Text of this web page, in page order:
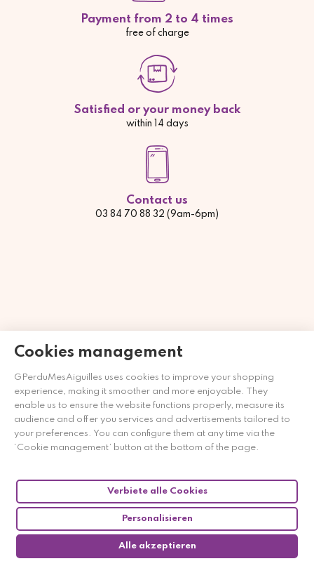
Cookies management
GPerduMesAiguilles uses cookies to improve your shopping
experience, making it smoother and more enjoyable. They
enable us to ensure the website functions properly, measure its
audience and offer you services and advertisements tailored to
your preferences. You can configure them at any time via the
‘Cookie management’ button at the bottom of the page.
Alle akzeptieren
Verbiete alle Cookies
Personalisieren
Payment from 2 to 4 times
free of charge
Satisfied or your money back
within 14 days
Contact us
03 84 70 88 32 (9am-6pm)
Händler zugelassen von Gesellschaft für Garantierte
Bewertungen,Klicken Sie hier.